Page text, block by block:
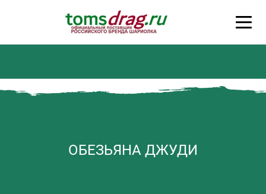
ОБЕЗЬЯНА ДЖУДИ